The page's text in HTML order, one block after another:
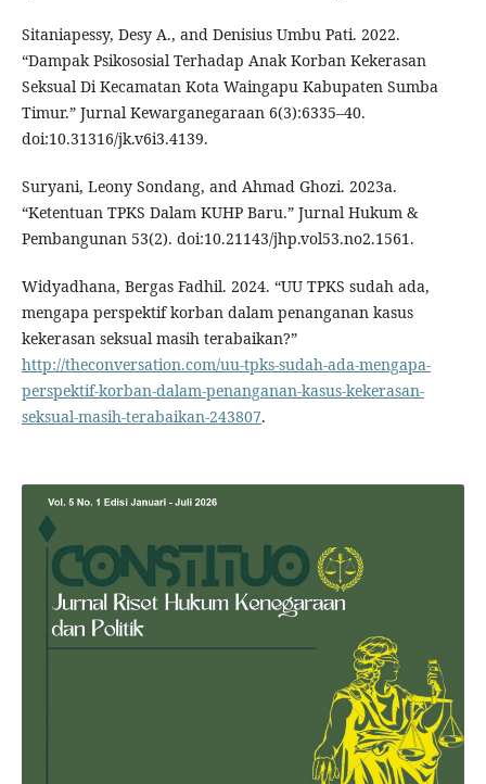
Sitaniapessy, Desy A., and Denisius Umbu Pati. 2022.
“Dampak Psikososial Terhadap Anak Korban Kekerasan
Seksual Di Kecamatan Kota Waingapu Kabupaten Sumba
Timur.” Jurnal Kewarganegaraan 6(3):6335–40.
doi:10.31316/jk.v6i3.4139.
Suryani, Leony Sondang, and Ahmad Ghozi. 2023a.
“Ketentuan TPKS Dalam KUHP Baru.” Jurnal Hukum &
Pembangunan 53(2). doi:10.21143/jhp.vol53.no2.1561.
Widyadhana, Bergas Fadhil. 2024. “UU TPKS sudah ada,
mengapa perspektif korban dalam penanganan kasus
kekerasan seksual masih terabaikan?”
http://theconversation.com/uu-tpks-sudah-ada-mengapa-
perspektif-korban-dalam-penanganan-kasus-kekerasan-
seksual-masih-terabaikan-243807.